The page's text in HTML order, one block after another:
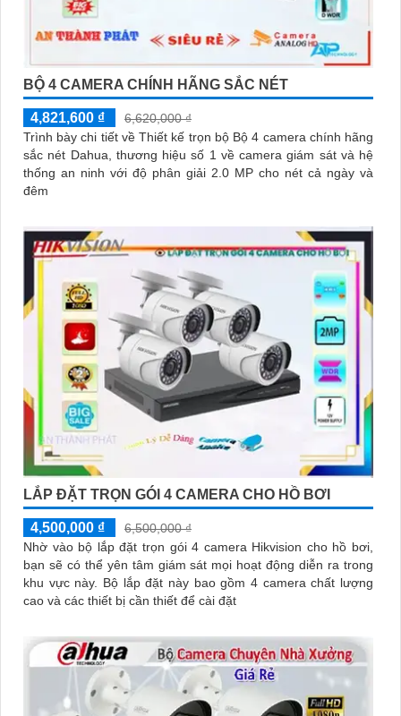
BỘ 4 CAMERA CHÍNH HÃNG SẮC NÉT
4,821,600 ₫
6,620,000 ₫
Trình bày chi tiết về Thiết kế trọn bộ Bộ 4 camera chính hãng
sắc nét Dahua, thương hiệu số 1 về camera giám sát và hệ
thống an ninh với độ phân giải 2.0 MP cho nét cả ngày và
đêm
LẮP ĐẶT TRỌN GÓI 4 CAMERA CHO HỒ BƠI
4,500,000 ₫
6,500,000 ₫
Nhờ vào bộ lắp đặt trọn gói 4 camera Hikvision cho hồ bơi,
bạn sẽ có thể yên tâm giám sát mọi hoạt động diễn ra trong
khu vực này. Bộ lắp đặt này bao gồm 4 camera chất lượng
cao và các thiết bị cần thiết để cài đặt